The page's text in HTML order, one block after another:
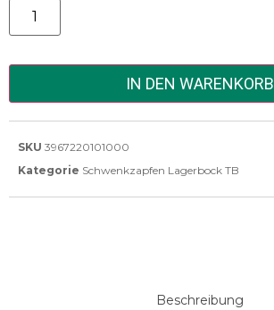
Alternative:
IN DEN WARENKORB
SKU 3967220101000
Kategorie Schwenkzapfen Lagerbock TB
Beschreibung